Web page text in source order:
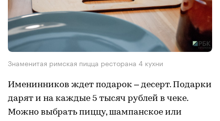
Знаменитая римская пицца ресторана 4 кухни
Именинников ждет подарок – десерт. Подарки
дарят и на каждые 5 тысяч рублей в чеке.
Можно выбрать пиццу, шампанское или